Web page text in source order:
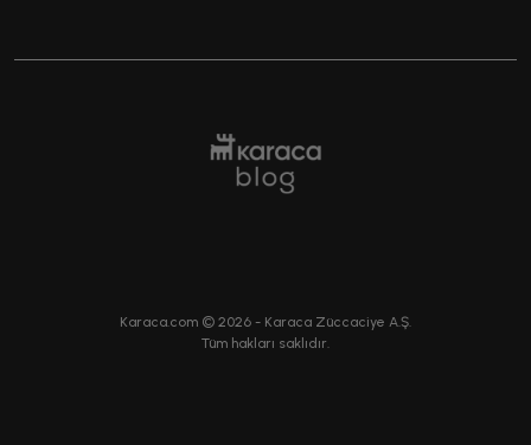
Karaca.com © 2026 - Karaca Züccaciye A.Ş.
Tüm hakları saklıdır.